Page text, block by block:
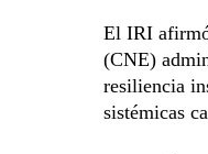
El IRI
(CNE)
resiliencia
sistémicas